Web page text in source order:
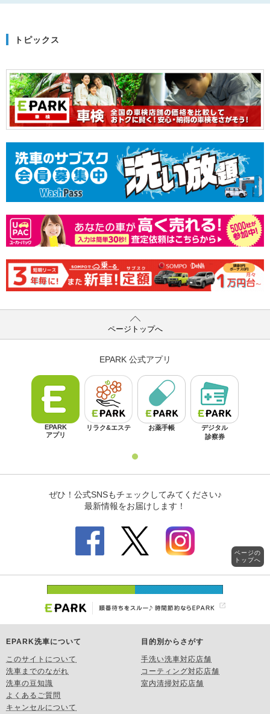
トピックス
ページトップへ
EPARK洗車について
このサイトについて
洗車までのながれ
洗車の豆知識
よくあるご質問
キャンセルについて
目的別からさがす
手洗い洗車対応店舗
コーティング対応店舗
室内清掃対応店舗
ページの
トップへ